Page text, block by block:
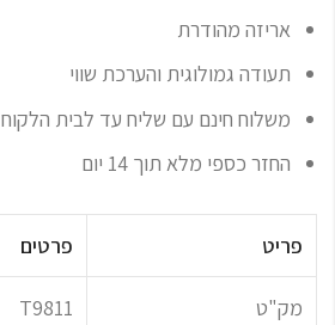
אריזה מהודרת
תעודה גמולוגית והערכת שווי
משלוח חינם עם שליח עד לבית הלקוח
החזר כספי מלא תוך 14 יום
פריט פרטים
מק"ט T9811